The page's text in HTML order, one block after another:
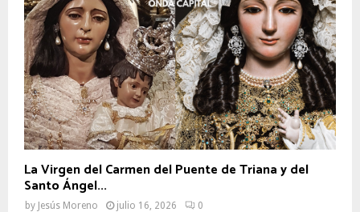
La Virgen del Carmen del Puente de Triana y del
Santo Ángel...
by Jesús Moreno julio 16, 2026 0